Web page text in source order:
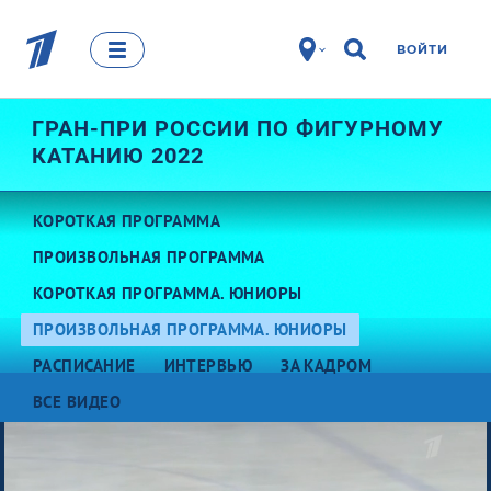
ВОЙТИ
ГРАН-ПРИ РОССИИ ПО ФИГУРНОМУ
КАТАНИЮ 2022
КОРОТКАЯ ПРОГРАММА
ПРОИЗВОЛЬНАЯ ПРОГРАММА
КОРОТКАЯ ПРОГРАММА. ЮНИОРЫ
ПРОИЗВОЛЬНАЯ ПРОГРАММА. ЮНИОРЫ
РАСПИСАНИЕ
ИНТЕРВЬЮ
ЗА КАДРОМ
ВСЕ ВИДЕО